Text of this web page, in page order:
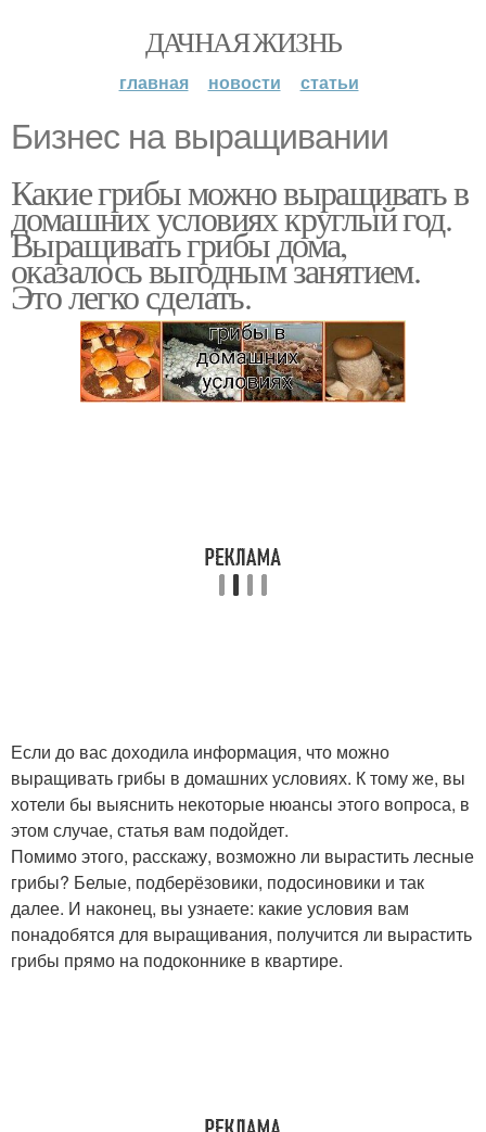
ДАЧНАЯ ЖИЗНЬ
главная новости статьи
Бизнес на выращивании
Какие грибы можно выращивать в
домашних условиях круглый год.
Выращивать грибы дома,
оказалось выгодным занятием.
Это легко сделать.
Если до вас доходила информация, что можно
выращивать грибы в домашних условиях. К тому же, вы
хотели бы выяснить некоторые нюансы этого вопроса, в
этом случае, статья вам подойдет.
Помимо этого, расскажу, возможно ли вырастить лесные
грибы? Белые, подберёзовики, подосиновики и так
далее. И наконец, вы узнаете: какие условия вам
понадобятся для выращивания, получится ли вырастить
грибы прямо на подоконнике в квартире.